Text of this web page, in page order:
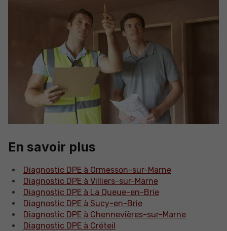
En savoir plus
Diagnostic DPE à Ormesson-sur-Marne
Diagnostic DPE à Villiers-sur-Marne
Diagnostic DPE à La Queue-en-Brie
Diagnostic DPE à Sucy-en-Brie
Diagnostic DPE à Chennevières-sur-Marne
Diagnostic DPE à Créteil